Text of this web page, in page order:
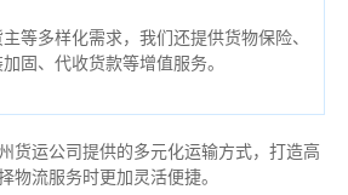
等多样化需求，我们还提供货物保险、
固、代收货款等增值服务。
货运公司提供的多元化运输方式，打造高
物流服务时更加灵活便捷。